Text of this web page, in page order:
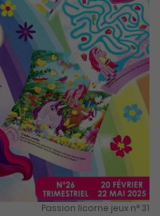
Passion licorne jeux n° 31